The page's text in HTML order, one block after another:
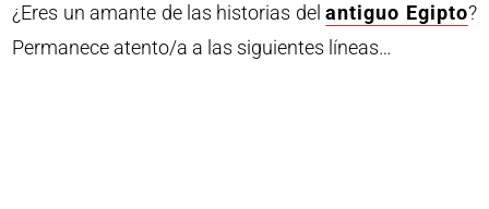
¿Eres un amante de las historias delantiguo Egipto?
Permanece atento/a a las siguientes líneas…